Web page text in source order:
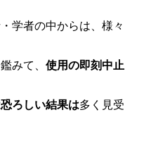
学者の中からは、様々
みて、 使用の即刻中止
ろしい結果は多く見受